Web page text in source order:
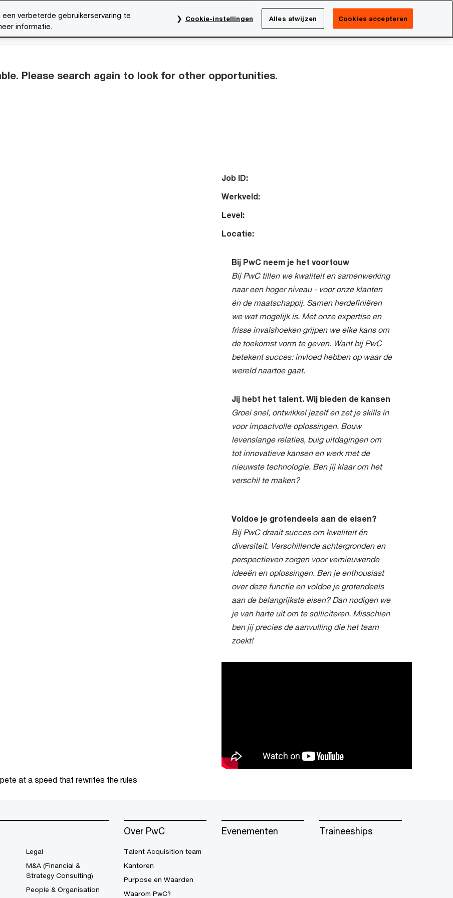
Evenementen Over PwC
Netherlands
Search
Please search again to look for other opportunities.
Job ID:
Werkveld:
Level:
Locatie:
Bij PwC neem je het voortouw
Bij PwC tillen we kwaliteit en samenwerking
naar een hoger niveau - voor onze klanten
én de maatschappij. Samen herdefiniëren
we wat mogelijk is. Met onze expertise en
frisse invalshoeken grijpen we elke kans om
de toekomst vorm te geven. Want bij PwC
betekent succes: invloed hebben op waar de
wereld naartoe gaat.
Jij hebt het talent. Wij bieden de kansen
Groei snel, ontwikkel jezelf en zet je skills in
voor impactvolle oplossingen. Bouw
levenslange relaties, buig uitdagingen om
tot innovatieve kansen en werk met de
nieuwste technologie. Ben jij klaar om het
verschil te maken?
Voldoe je grotendeels aan de eisen?
Bij PwC draait succes om kwaliteit én
diversiteit. Verschillende achtergronden en
perspectieven zorgen voor vernieuwende
ideeën en oplossingen. Ben je enthousiast
over deze functie en voldoe je grotendeels
aan de belangrijkste eisen? Dan nodigen we
je van harte uit om te solliciteren. Misschien
ben jij precies de aanvulling die het team
zoekt!
at a speed that rewrites the rules
Legal
M&A (Financial &
Strategy Consulting)
People & Organisation
Over PwC
Talent Acquisition team
Kantoren
Purpose en Waarden
Waarom PwC?
Evenementen Traineeships
verbeterde gebruikerservaring te
informatie.
Cookie-instellingen Alles afwijzen Cookies accepteren